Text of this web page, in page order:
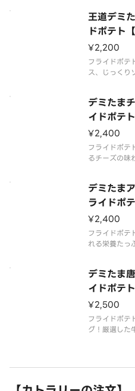
王道デミ
ドポテ
mburg
toes】
¥2,200
フライドポテ
ス、じっくり
ーグ130g。
デミたま
イドポテ
with Egg
tatoes】
¥2,400
フライドポテ
るチーズの味
ぶり。温泉玉
飯とボリュー
デミたま
ライドポ
rg with
ed
¥2,400
フライドポテ
れる栄養たっ
スソースのハ
群◎ハンバー
デミたま
イドポテ
with Egg
Fried
¥2,500
フライドポテ
グ！厳選した